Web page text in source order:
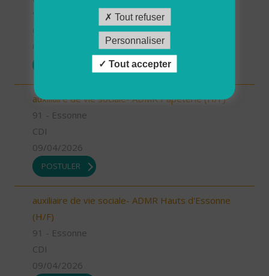
auxiliaire de vie sociale- ADMR Papeterie (H/F)
91 - Essonne
CDI
09/04/2026
POSTULER
auxiliaire de vie sociale- ADMR Hauts d'Essonne
(H/F)
91 - Essonne
CDI
09/04/2026
Tout refuser
Personnaliser
Tout accepter